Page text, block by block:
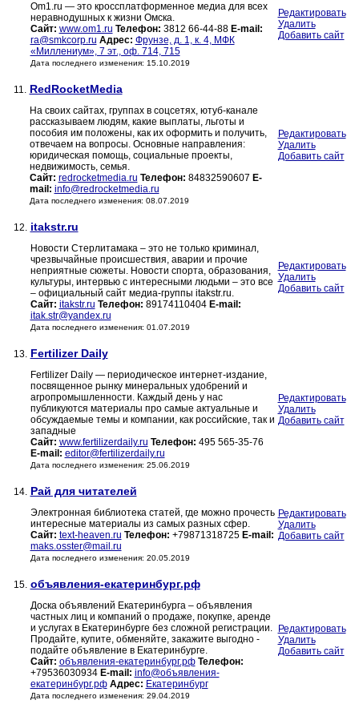
Om1.ru — это кроссплатформенное медиа для всех
неравнодушных к жизни Омска.
Сайт: www.om1.ru Телефон: 3812 66-44-88 E-mail:
ra@smkcorp.ru Адрес: Фрунзе, д. 1, к. 4, МФК
«Миллениум», 7 эт., оф. 714, 715
Дата последнего изменения: 15.10.2019
Редактировать
Удалить
Добавить сайт
11. RedRocketMedia
На своих сайтах, группах в соцсетях, ютуб-канале
рассказываем людям, какие выплаты, льготы и
пособия им положены, как их оформить и получить,
отвечаем на вопросы. Основные направления:
юридическая помощь, социальные проекты,
недвижимость, семья.
Сайт: redrocketmedia.ru Телефон: 84832590607 E-
mail: info@redrocketmedia.ru
Дата последнего изменения: 08.07.2019
Редактировать
Удалить
Добавить сайт
12. itakstr.ru
Новости Стерлитамака – это не только криминал,
чрезвычайные происшествия, аварии и прочие
неприятные сюжеты. Новости спорта, образования,
культуры, интервью с интересными людьми – это все
– официальный сайт медиа-группы itakstr.ru.
Сайт: itakstr.ru Телефон: 89174110404 E-mail:
itak.str@yandex.ru
Дата последнего изменения: 01.07.2019
Редактировать
Удалить
Добавить сайт
13. Fertilizer Daily
Fertilizer Daily — периодическое интернет-издание,
посвященное рынку минеральных удобрений и
агропромышленности. Каждый день у нас
публикуются материалы про самые актуальные и
обсуждаемые темы и компании, как российские, так и
западные
Сайт: www.fertilizerdaily.ru Телефон: 495 565-35-76
E-mail: editor@fertilizerdaily.ru
Дата последнего изменения: 25.06.2019
Редактировать
Удалить
Добавить сайт
14. Рай для читателей
Электронная библиотека статей, где можно прочесть
интересные материалы из самых разных сфер.
Сайт: text-heaven.ru Телефон: +79871318725 E-mail:
maks.osster@mail.ru
Дата последнего изменения: 20.05.2019
Редактировать
Удалить
Добавить сайт
15. объявления-екатеринбург.рф
Доска объявлений Екатеринбурга – объявления
частных лиц и компаний о продаже, покупке, аренде
и услугах в Екатеринбурге без сложной регистрации.
Продайте, купите, обменяйте, закажите выгодно -
подайте объявление в Екатеринбурге.
Сайт: объявления-екатеринбург.рф Телефон:
+79536030934 E-mail: info@объявления-
екатеринбург.рф Адрес: Екатеринбург
Дата последнего изменения: 29.04.2019
Редактировать
Удалить
Добавить сайт